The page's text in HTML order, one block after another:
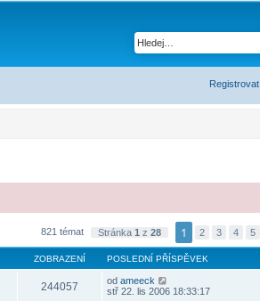
Registrovat
821 témat Stránka 1 z 28 1 2 3 4 5
ZOBRAZENÍ POSLEDNÍ PŘÍSPĚVEK
244057 od ameeck
stř 22. lis 2006 18:33:17